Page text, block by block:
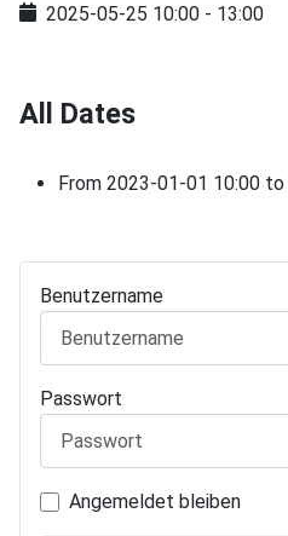
2025-05-25 10:00 - 13:00
All Dates
From 2023-01-01 10:00 to
Benutzername
Passwort
Angemeldet bleiben